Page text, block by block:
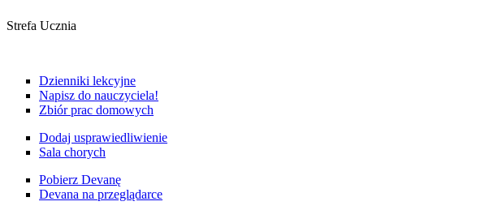
Strefa Ucznia
Dzienniki lekcyjne
Napisz do nauczyciela!
Zbiór prac domowych
Dodaj usprawiedliwienie
Sala chorych
Pobierz Devanę
Devana na przeglądarce